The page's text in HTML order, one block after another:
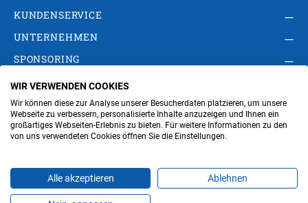
KUNDENSERVICE
UNTERNEHMEN
SPONSORING
AGB Privacy Policy
Impressum
Cookie-Einstellungen ändern
Verwaltung
WIR VERWENDEN COOKIES
Wir können diese zur Analyse unserer Besucherdaten platzieren, um unsere
Webseite zu verbessern, personalisierte Inhalte anzuzeigen und Ihnen ein
großartiges Webseiten-Erlebnis zu bieten. Für weitere Informationen zu den
von uns verwendeten Cookies öffnen Sie die Einstellungen.
Alle akzeptieren Ablehnen